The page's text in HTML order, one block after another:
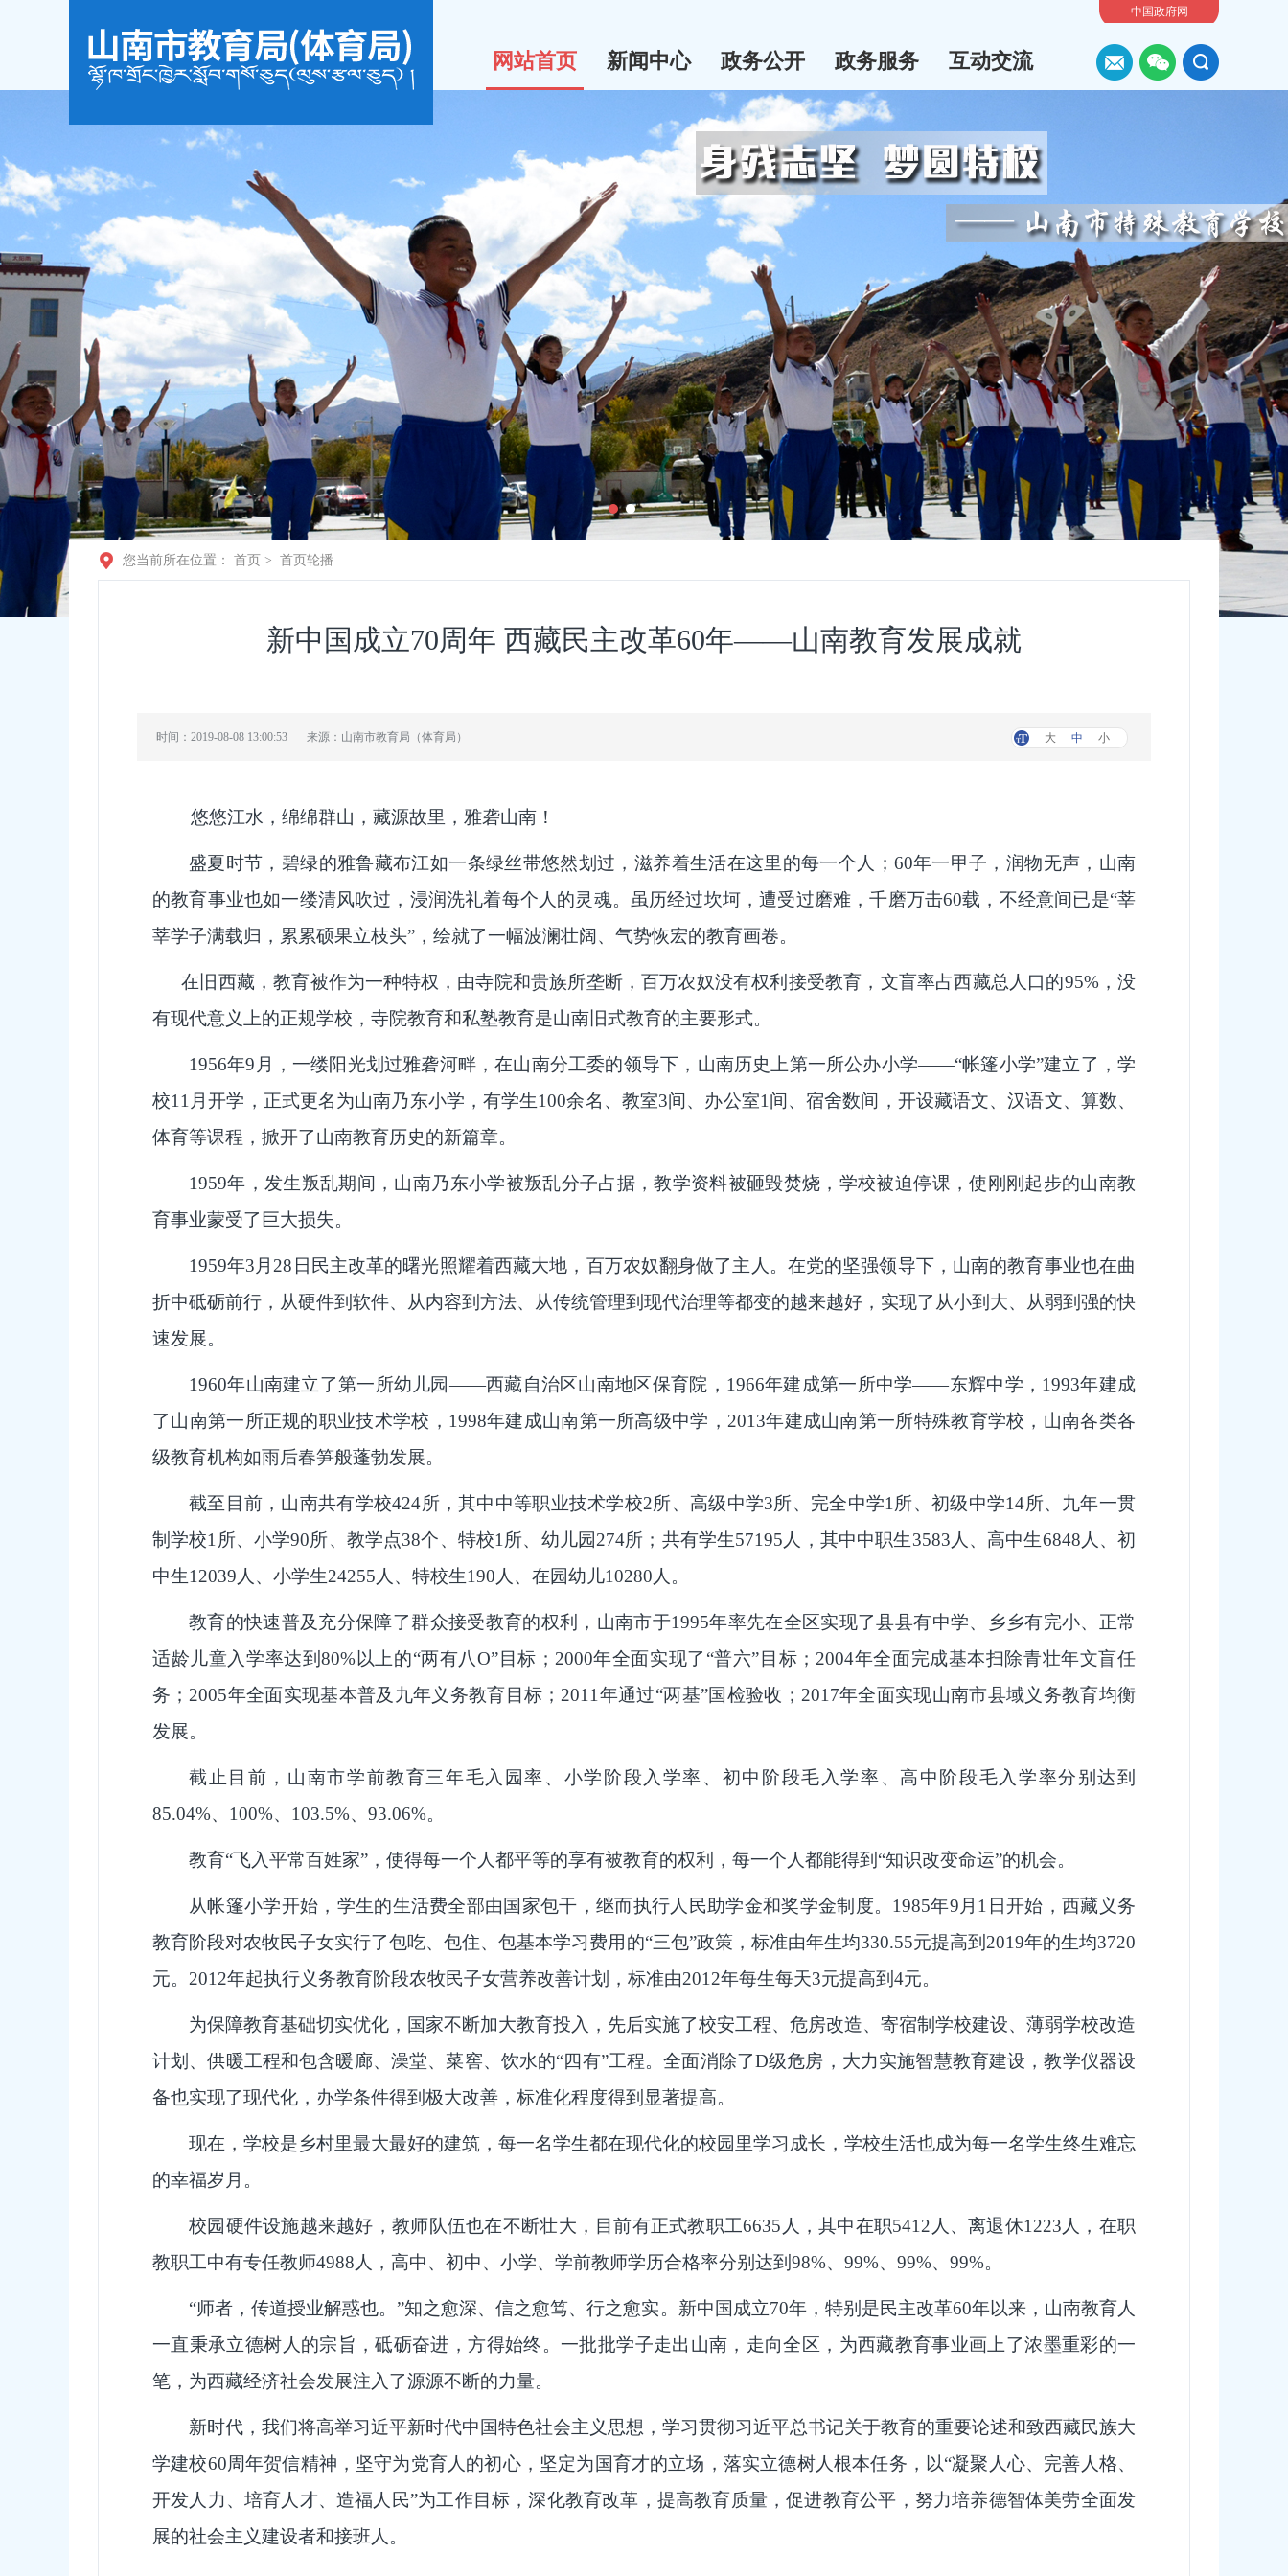
网站首页 新闻中心 政务公开 政务服务 互动交流
中国政府网
您当前所在位置： 首页 > 首页轮播
新中国成立70周年 西藏民主改革60年——山南教育发展成就
时间：2019-08-08 13:00:53 来源：山南市教育局（体育局） 大 中 小
悠悠江水，绵绵群山，藏源故里，雅砻山南！
盛夏时节，碧绿的雅鲁藏布江如一条绿丝带悠然划过，滋养着生活在这里的每一个人；60年一甲子，润物无声，山南
的教育事业也如一缕清风吹过，浸润洗礼着每个人的灵魂。虽历经过坎坷，遭受过磨难，千磨万击60载，不经意间已是“莘
莘学子满载归，累累硕果立枝头”，绘就了一幅波澜壮阔、气势恢宏的教育画卷。
在旧西藏，教育被作为一种特权，由寺院和贵族所垄断，百万农奴没有权利接受教育，文盲率占西藏总人口的95%，没
有现代意义上的正规学校，寺院教育和私塾教育是山南旧式教育的主要形式。
1956年9月，一缕阳光划过雅砻河畔，在山南分工委的领导下，山南历史上第一所公办小学——“帐篷小学”建立了，学
校11月开学，正式更名为山南乃东小学，有学生100余名、教室3间、办公室1间、宿舍数间，开设藏语文、汉语文、算数、
体育等课程，掀开了山南教育历史的新篇章。
1959年，发生叛乱期间，山南乃东小学被叛乱分子占据，教学资料被砸毁焚烧，学校被迫停课，使刚刚起步的山南教
育事业蒙受了巨大损失。
1959年3月28日民主改革的曙光照耀着西藏大地，百万农奴翻身做了主人。在党的坚强领导下，山南的教育事业也在曲
折中砥砺前行，从硬件到软件、从内容到方法、从传统管理到现代治理等都变的越来越好，实现了从小到大、从弱到强的快
速发展。
1960年山南建立了第一所幼儿园——西藏自治区山南地区保育院，1966年建成第一所中学——东辉中学，1993年建成
了山南第一所正规的职业技术学校，1998年建成山南第一所高级中学，2013年建成山南第一所特殊教育学校，山南各类各
级教育机构如雨后春笋般蓬勃发展。
截至目前，山南共有学校424所，其中中等职业技术学校2所、高级中学3所、完全中学1所、初级中学14所、九年一贯
制学校1所、小学90所、教学点38个、特校1所、幼儿园274所；共有学生57195人，其中中职生3583人、高中生6848人、初
中生12039人、小学生24255人、特校生190人、在园幼儿10280人。
教育的快速普及充分保障了群众接受教育的权利，山南市于1995年率先在全区实现了县县有中学、乡乡有完小、正常
适龄儿童入学率达到80%以上的“两有八O”目标；2000年全面实现了“普六”目标；2004年全面完成基本扫除青壮年文盲任
务；2005年全面实现基本普及九年义务教育目标；2011年通过“两基”国检验收；2017年全面实现山南市县域义务教育均衡
发展。
截止目前，山南市学前教育三年毛入园率、小学阶段入学率、初中阶段毛入学率、高中阶段毛入学率分别达到
85.04%、100%、103.5%、93.06%。
教育“飞入平常百姓家”，使得每一个人都平等的享有被教育的权利，每一个人都能得到“知识改变命运”的机会。
从帐篷小学开始，学生的生活费全部由国家包干，继而执行人民助学金和奖学金制度。1985年9月1日开始，西藏义务
教育阶段对农牧民子女实行了包吃、包住、包基本学习费用的“三包”政策，标准由年生均330.55元提高到2019年的生均3720
元。2012年起执行义务教育阶段农牧民子女营养改善计划，标准由2012年每生每天3元提高到4元。
为保障教育基础切实优化，国家不断加大教育投入，先后实施了校安工程、危房改造、寄宿制学校建设、薄弱学校改造
计划、供暖工程和包含暖廊、澡堂、菜窖、饮水的“四有”工程。全面消除了D级危房，大力实施智慧教育建设，教学仪器设
备也实现了现代化，办学条件得到极大改善，标准化程度得到显著提高。
现在，学校是乡村里最大最好的建筑，每一名学生都在现代化的校园里学习成长，学校生活也成为每一名学生终生难忘
的幸福岁月。
校园硬件设施越来越好，教师队伍也在不断壮大，目前有正式教职工6635人，其中在职5412人、离退休1223人，在职
教职工中有专任教师4988人，高中、初中、小学、学前教师学历合格率分别达到98%、99%、99%、99%。
“师者，传道授业解惑也。”知之愈深、信之愈笃、行之愈实。新中国成立70年，特别是民主改革60年以来，山南教育人
一直秉承立德树人的宗旨，砥砺奋进，方得始终。一批批学子走出山南，走向全区，为西藏教育事业画上了浓墨重彩的一
笔，为西藏经济社会发展注入了源源不断的力量。
新时代，我们将高举习近平新时代中国特色社会主义思想，学习贯彻习近平总书记关于教育的重要论述和致西藏民族大
学建校60周年贺信精神，坚守为党育人的初心，坚定为国育才的立场，落实立德树人根本任务，以“凝聚人心、完善人格、
开发人力、培育人才、造福人民”为工作目标，深化教育改革，提高教育质量，促进教育公平，努力培养德智体美劳全面发
展的社会主义建设者和接班人。